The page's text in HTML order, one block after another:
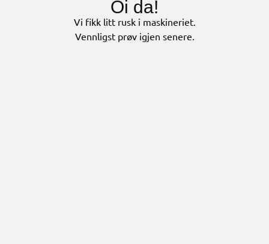
Oi da!
Vi fikk litt rusk i maskineriet.
Vennligst prøv igjen senere.